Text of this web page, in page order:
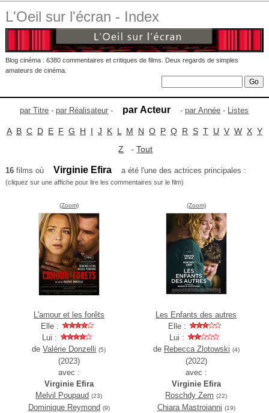
L'Oeil sur l'écran - Index
Blog cinéma : 6380 commentaires et critiques de films. Deux regards de simples
amateurs de cinéma.
par Titre -par Réalisateur - par Acteur -par Année - Listes
A B C D E F G H I J K L M N O P Q R S T U V W X Y
Z -Tout
16films où Virginie Efira a été l'une des actrices principales :
(cliquez sur une affiche pour lire les commentaires sur le film)
(Zoom)
L'amour et les forêts
Elle :
Lui :
deValérie Donzelli (5)
(2023)
avec :
Virginie Efira
Melvil Poupaud (23)
Dominique Reymond (9)
(Zoom)
Les Enfants des autres
Elle :
Lui :
de Rebecca Zlotowski (4)
(2022)
avec :
Virginie Efira
Roschdy Zem (22)
Chiara Mastroianni (19)